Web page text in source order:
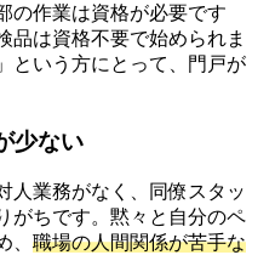
の作業は資格が必要です
品は資格不要で始められま
という方にとって、門戸が
少ない
人業務がなく、同僚スタッ
がちです。黙々と自分のペ
、 職場の人間関係が苦手な